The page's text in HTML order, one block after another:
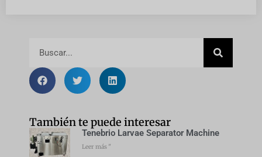
También te puede interesar
Tenebrio Larvae Separator Machine
Leer más "